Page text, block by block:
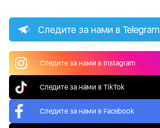
Следите за нами в Telegram
Следите за нами в Instagram
Следите за нами в TikTok
Следите за нами в Facebook